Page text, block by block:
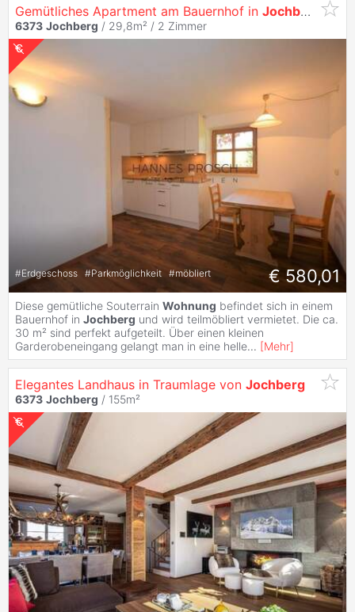
Gemütliches Apartment am Bauernhof in Jochberg
6373 Jochberg / 29,8m² / 2 Zimmer
#Erdgeschoss #Parkmöglichkeit #möbliert € 580,01
Diese gemütliche Souterrain Wohnung befindet sich in einem
Bauernhof in Jochberg und wird teilmöbliert vermietet. Die ca.
30 m² sind perfekt aufgeteilt. Über einen kleinen
Garderobeneingang gelangt man in eine helle... [Mehr]
Elegantes Landhaus in Traumlage von Jochberg
6373 Jochberg / 155m²